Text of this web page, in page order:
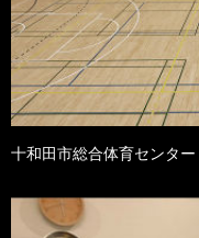
十和田市総合体育センター